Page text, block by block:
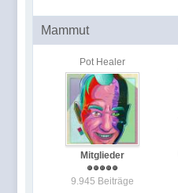
Mammut
Pot Healer
Mitglieder
9.945 Beiträge